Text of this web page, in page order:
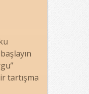
tartışma